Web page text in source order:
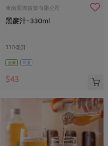
烘焙
食農教育
東南國際實業有限公司
黑麥汁-330ml
330毫升
全素 常溫
$43